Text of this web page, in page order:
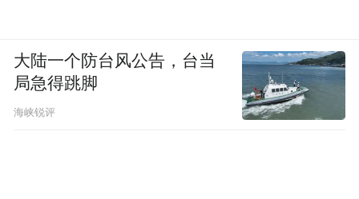
大陆一个防台风公告，台当
局急得跳脚
海峡锐评